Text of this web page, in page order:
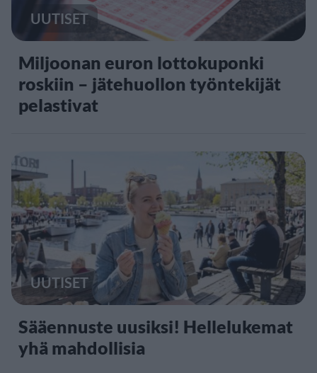
UUTISET
Miljoonan euron lottokuponki
roskiin – jätehuollon työntekijät
pelastivat
UUTISET
Sääennuste uusiksi! Hellelukemat
yhä mahdollisia